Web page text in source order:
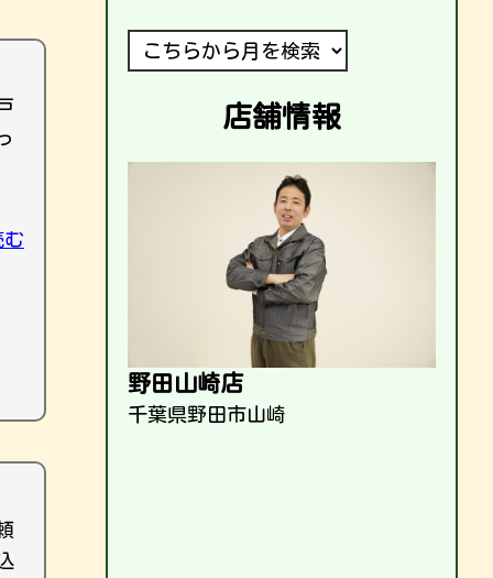
む
店舗情報
野田山崎店
千葉県野田市山崎